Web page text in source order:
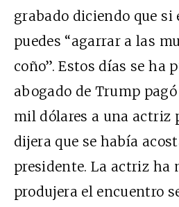
grabado diciendo que si
puedes “agarrar a las
coño”. Estos días se ha
abogado de Trump
mil dólares a una actriz
dijera que se había
presidente. La actriz ha
produjera el encuentro